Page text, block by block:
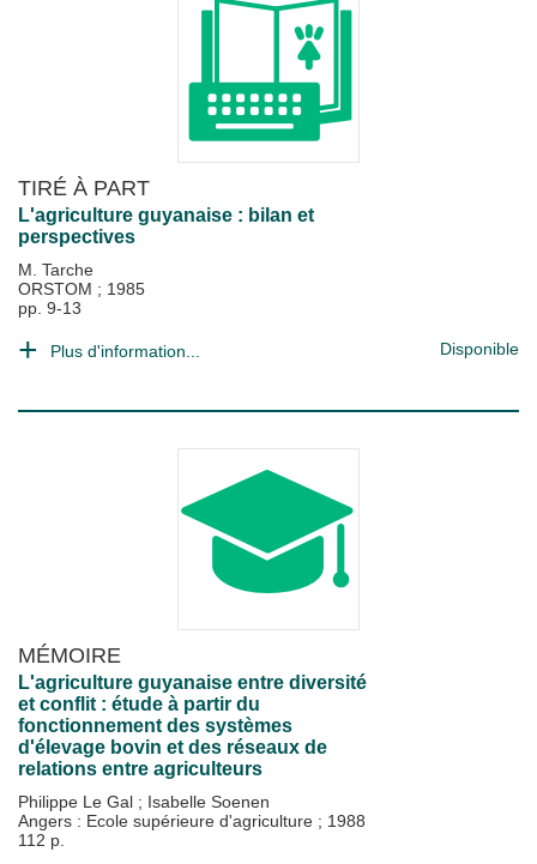
TIRÉ À PART
L'agriculture guyanaise : bilan et
perspectives
M. Tarche
ORSTOM ; 1985
pp. 9-13
Plus d'information... Disponible
MÉMOIRE
L'agriculture guyanaise entre diversité
et conflit : étude à partir du
fonctionnement des systèmes
d'élevage bovin et des réseaux de
relations entre agriculteurs
Philippe Le Gal ; Isabelle Soenen
Angers : Ecole supérieure d'agriculture ; 1988
112 p.